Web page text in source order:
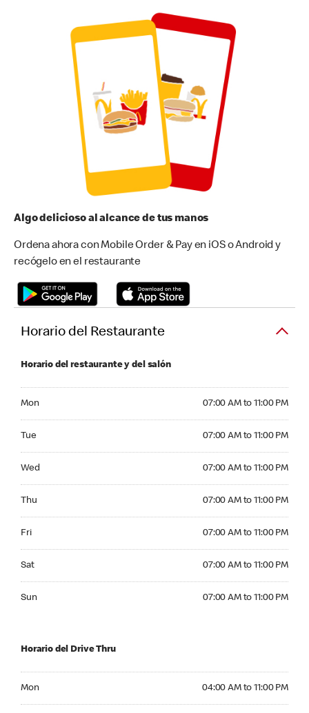
Algo delicioso al alcance de tus manos
Ordena ahora con Mobile Order & Pay en iOS o Android y
recógelo en el restaurante
Horario del Restaurante
Horario del restaurante y del salón
Mon 07:00 AM to 11:00 PM
Tue 07:00 AM to 11:00 PM
Wed 07:00 AM to 11:00 PM
Thu 07:00 AM to 11:00 PM
Fri 07:00 AM to 11:00 PM
Sat 07:00 AM to 11:00 PM
Sun 07:00 AM to 11:00 PM
Horario del Drive Thru
Mon 04:00 AM to 11:00 PM